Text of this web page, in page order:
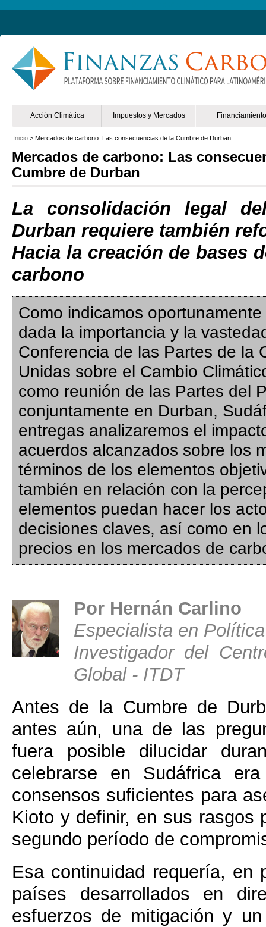
Acción Climática Impuestos y Mercados Financiamiento
Inicio > Mercados de carbono: Las consecuencias de la Cumbre de Durban
Mercados de carbono: Las
Cumbre de Durban
La consolidación legal
Durban requiere también
Hacia la creación de bases
carbono
Como indicamos
dada la importancia y la
Conferencia de las Partes de la
Unidas sobre el Cambio
como reunión de las Partes del
conjuntamente en Durban,
entregas analizaremos el
acuerdos alcanzados sobre los
términos de los elementos
también en relación con la
elementos puedan hacer los
decisiones claves, así como en
precios en los mercados de
Por Hernán Carlino
Especialista en
Investigador del
Global - ITDT
Antes de la Cumbre de
antes aún, una de las
fuera posible dilucidar
celebrarse en Sudáfrica
consensos suficientes para
Kioto y definir, en sus rasgos
segundo período de
Esa continuidad requería, en
países desarrollados en
esfuerzos de mitigación y